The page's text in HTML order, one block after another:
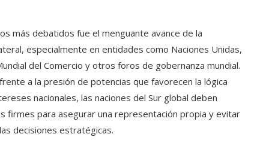
más debatidos fue el menguante avance de la
especialmente en entidades como Naciones Unidas,
del Comercio y otros foros de gobernanza mundial.
a la presión de potencias que favorecen la lógica
nacionales, las naciones del Sur global deben
firmes para asegurar una representación propia y evitar
decisiones estratégicas.